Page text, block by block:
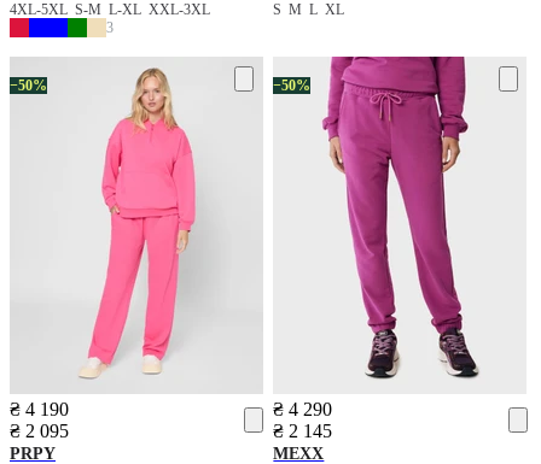
4XL-5XL S-M L-XL XXL-3XL
3
SMLXL
−50%
₴ 4 190
₴ 2 095
PRPY
−50%
₴ 4 290
₴ 2 145
MEXX